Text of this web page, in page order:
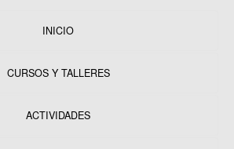
INICIO
CURSOS Y TALLERES
ACTIVIDADES